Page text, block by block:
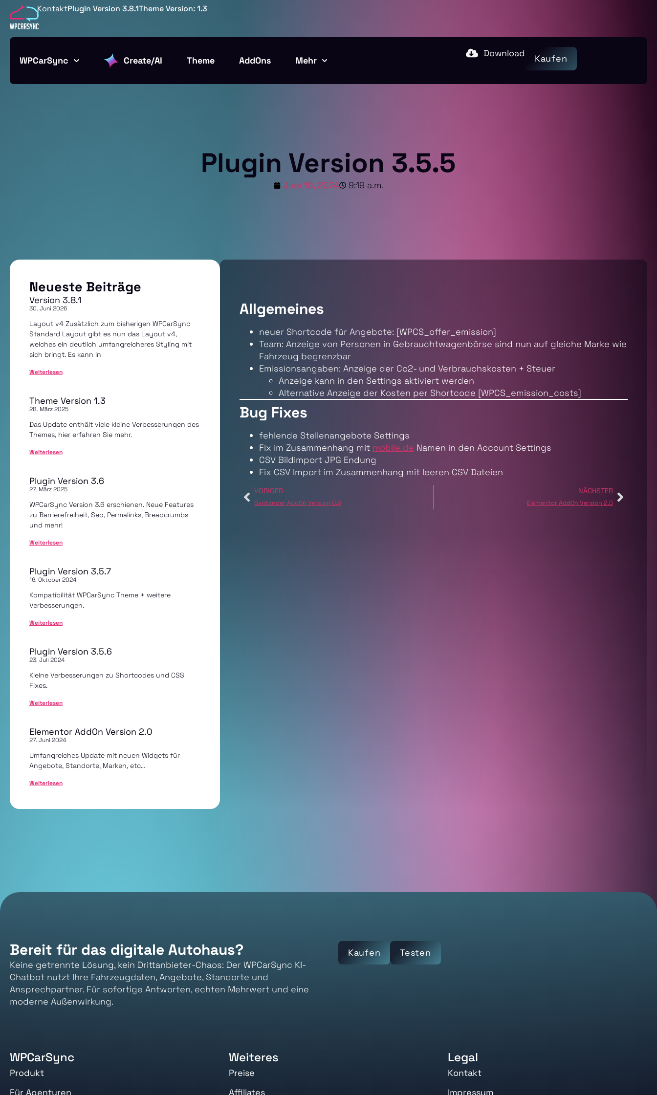
KontaktPlugin Version 3.8.1Theme Version: 1.3
WPCarSync Create/AI Theme AddOns Mehr
Download Kaufen
Plugin Version 3.5.5
Juni 10, 2024 9:19 a.m.
Neueste Beiträge
Version 3.8.1
30. Juni 2026
Layout v4 Zusätzlich zum bisherigen WPCarSync
Standard Layout gibt es nun das Layout v4,
welches ein deutlich umfangreicheres Styling mit
sich bringt. Es kann in
Weiterlesen
Theme Version 1.3
28. März 2025
Das Update enthält viele kleine Verbesserungen des
Themes, hier erfahren Sie mehr.
Weiterlesen
Plugin Version 3.6
27. März 2025
WPCarSync Version 3.6 erschienen. Neue Features
zu Barrierefreiheit, Seo, Permalinks, Breadcrumbs
und mehr!
Weiterlesen
Plugin Version 3.5.7
16. Oktober 2024
Kompatibilität WPCarSync Theme + weitere
Verbesserungen.
Weiterlesen
Plugin Version 3.5.6
23. Juli 2024
Kleine Verbesserungen zu Shortcodes und CSS
Fixes.
Weiterlesen
Elementor AddOn Version 2.0
27. Juni 2024
Umfangreiches Update mit neuen Widgets für
Angebote, Standorte, Marken, etc…
Weiterlesen
Allgemeines
neuer Shortcode für Angebote: [WPCS_offer_emission]
Team: Anzeige von Personen in Gebrauchtwagenbörse sind nun auf gleiche Marke wie
Fahrzeug begrenzbar
Emissionsangaben: Anzeige der Co2- und Verbrauchskosten + Steuer
Anzeige kann in den Settings aktiviert werden
Alternative Anzeige der Kosten per Shortcode [WPCS_emission_costs]
Bug Fixes
fehlende Stellenangebote Settings
Fix im Zusammenhang mit mobile.de Namen in den Account Settings
CSV Bildimport JPG Endung
Fix CSV Import im Zusammenhang mit leeren CSV Dateien
VORIGER
Santander AddOn Version 0.6
NÄCHSTER
Elementor AddOn Version 2.0
Bereit für das digitale Autohaus?
Keine getrennte Lösung, kein Drittanbieter-Chaos: Der WPCarSync KI-
Chatbot nutzt Ihre Fahrzeugdaten, Angebote, Standorte und
Ansprechpartner. Für sofortige Antworten, echten Mehrwert und eine
moderne Außenwirkung.
Kaufen Testen
WPCarSync
Produkt
Für Agenturen
Weiteres
Preise
Affiliates
Legal
Kontakt
Impressum